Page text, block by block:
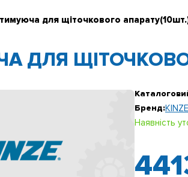
для щіточкового
ДЛЯ
Бренд:KINZE
Наявність